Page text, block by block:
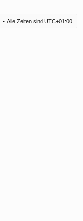
Alle Zeiten sind UTC+01:00